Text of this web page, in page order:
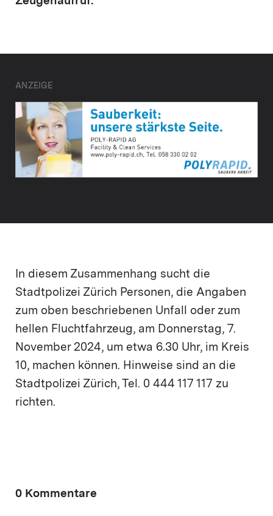
ANZEIGE
In diesem Zusammenhang sucht die
Stadtpolizei Zürich Personen, die Angaben
zum oben beschriebenen Unfall oder zum
hellen Fluchtfahrzeug, am Donnerstag, 7.
November 2024, um etwa 6.30 Uhr, im Kreis
10, machen können. Hinweise sind an die
Stadtpolizei Zürich, Tel. 0 444 117 117 zu
richten.
0 Kommentare